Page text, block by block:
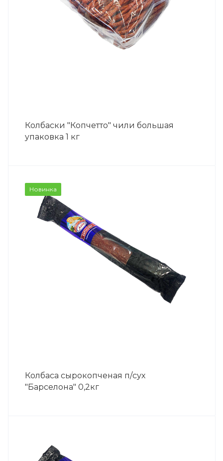
Колбаски "Копчетто" чили большая
упаковка 1 кг
Новинка
Колбаса сырокопченая п/сух
"Барселона" 0,2кг